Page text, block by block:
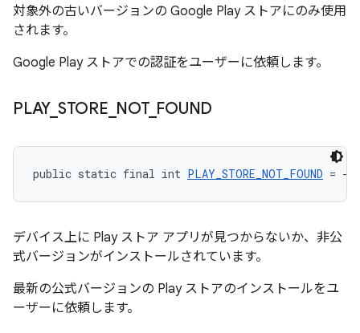
対象外の古いバージョンの Google Play ストアにのみ使用
されます。
Google Play ストアでの認証をユーザーに依頼します。
PLAY_ STORE NOT_ FOUND
public static final int PLAY_STORE_NOT_FOUND = -2
デバイス上に Play ストア アプリが見つからないか、非公
式バージョンがインストールされています。
最新の公式バージョンの Play ストアのインストールをユ
ーザーに依頼します。